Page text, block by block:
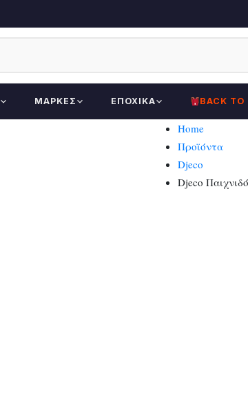
ΜΆΡΚΕΣ ΕΠΟΧΙΚΆ BACK TO
Home
Προϊόντα
Djeco
Djeco